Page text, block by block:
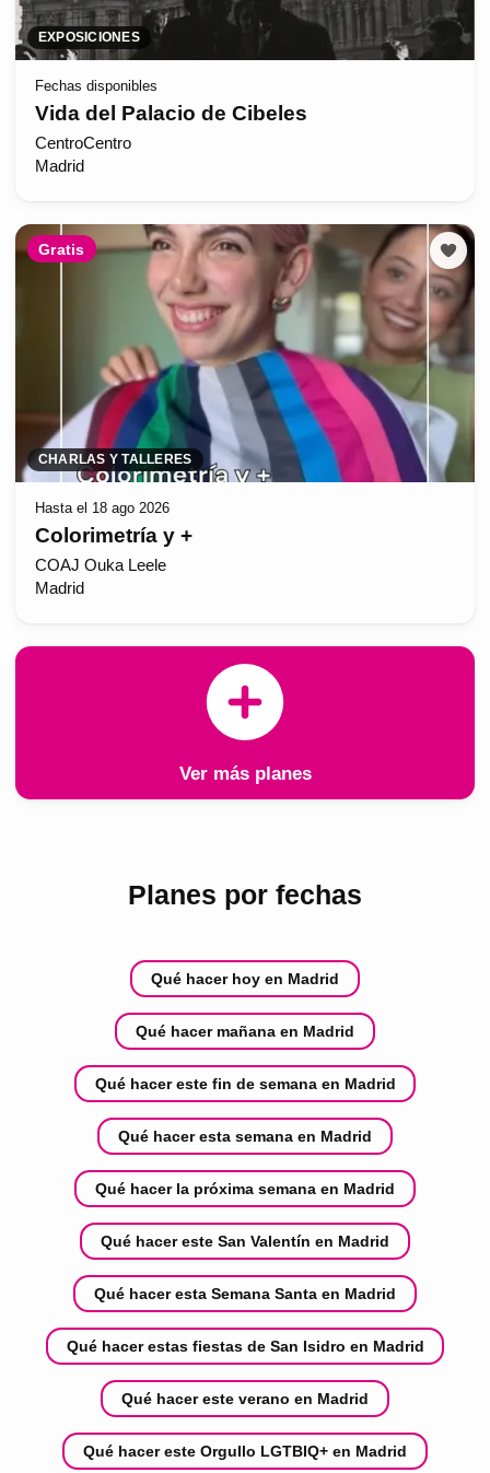
EXPOSICIONES
Fechas disponibles
Vida del Palacio de Cibeles
CentroCentro
Madrid
Gratis
CHARLAS Y TALLERES
Hasta el 18 ago 2026
Colorimetría y +
COAJ Ouka Leele
Madrid
Ver más planes
Planes por fechas
Qué hacer hoy en Madrid
Qué hacer mañana en Madrid
Qué hacer este fin de semana en Madrid
Qué hacer esta semana en Madrid
Qué hacer la próxima semana en Madrid
Qué hacer este San Valentín en Madrid
Qué hacer esta Semana Santa en Madrid
Qué hacer estas fiestas de San Isidro en Madrid
Qué hacer este verano en Madrid
Qué hacer este Orgullo LGTBIQ+ en Madrid